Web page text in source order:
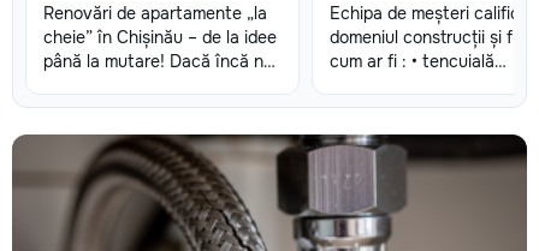
Renovări de apartamente „la
cheie” în Chișinău – de la idee
până la mutare! Dacă încă nu
este o problemă. Vă putem
realiza un proiect de design
personalizat, pentru ca
reparația să fie clară,
confortabilă și adaptată
bugetului dumneavoastră.
Echipa de meșteri
domeniul construcții și
cum ar fi : • tencuială
de finisare glet
mecanizată •vopsea
și mecanizată •tapete și
fibră de sticlă •lucrări de
carton •Armstrong •Fațade
personalizate •Gresie și